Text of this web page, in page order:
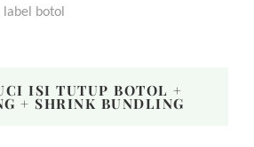
label botol
ISI TUTUP BOTOL +
+ SHRINK BUNDLING